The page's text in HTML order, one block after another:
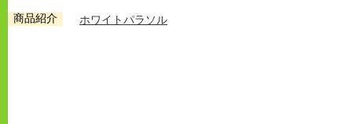
商品紹介 ホワイトパラソル